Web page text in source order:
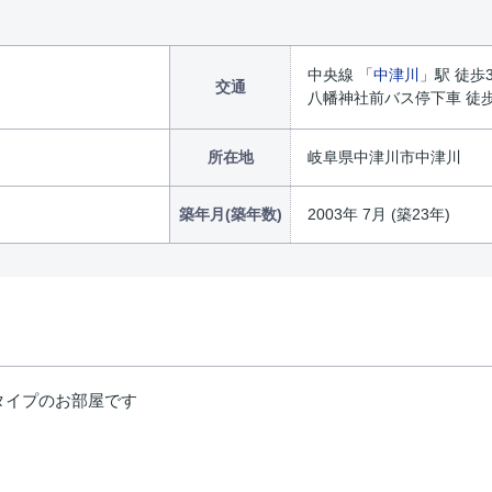
交通
中央線 「中津川
」駅 徒歩
八幡神社前バス停下車 徒
所在地 岐阜県中津川市中津川
築年月(築年数) 2003年 7月 (築23年)
プのお部屋です